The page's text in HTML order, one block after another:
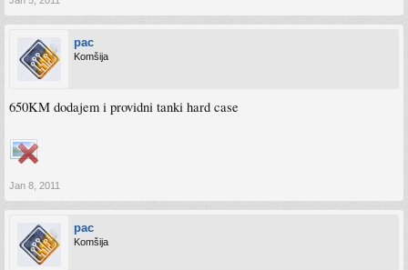
pac
Komšija
650KM dodajem i providni tanki hard case
Jan 8, 2011
pac
Komšija